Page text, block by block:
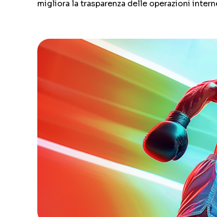
migliora la trasparenza delle operazioni